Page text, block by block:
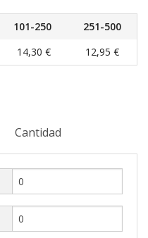
101-250
251-500
14,30 € 12,95 €
Cantidad